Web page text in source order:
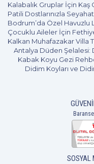
4+1
Kalabalık Gruplar İçin
Patili Dostlarınızla
Bodrum’da Özel Havuzlu
Çocuklu Aileler İçin
Kalkan Muhafazakar Villa
Antalya Düden Şelalesi:
Kabak Koyu Gezi
Didim Koyları ve
SOSYAL